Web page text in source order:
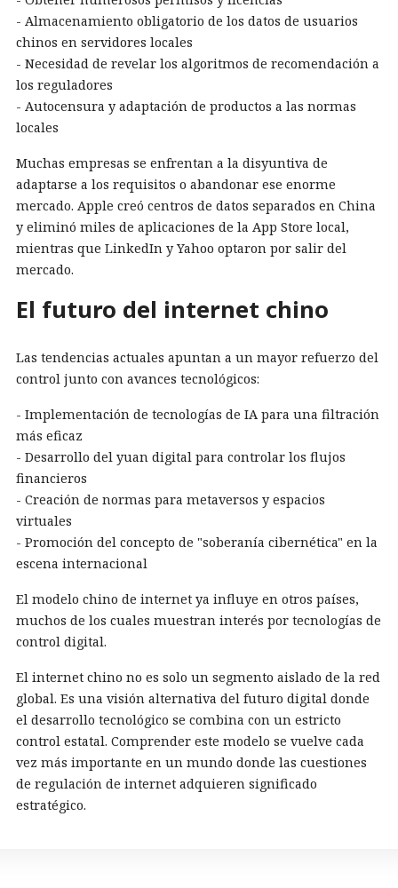
- Almacenamiento obligatorio de los datos de usuarios
chinos en servidores locales
- Necesidad de revelar los algoritmos de recomendación a
los reguladores
- Autocensura y adaptación de productos a las normas
locales
Muchas empresas se enfrentan a la disyuntiva de
adaptarse a los requisitos o abandonar ese enorme
mercado. Apple creó centros de datos separados en China
y eliminó miles de aplicaciones de la App Store local,
mientras que LinkedIn y Yahoo optaron por salir del
mercado.
El futuro del internet chino
Las tendencias actuales apuntan a un mayor refuerzo del
control junto con avances tecnológicos:
- Implementación de tecnologías de IA para una filtración
más eficaz
- Desarrollo del yuan digital para controlar los flujos
financieros
- Creación de normas para metaversos y espacios
virtuales
- Promoción del concepto de "soberanía cibernética" en la
escena internacional
El modelo chino de internet ya influye en otros países,
muchos de los cuales muestran interés por tecnologías de
control digital.
El internet chino no es solo un segmento aislado de la red
global. Es una visión alternativa del futuro digital donde
el desarrollo tecnológico se combina con un estricto
control estatal. Comprender este modelo se vuelve cada
vez más importante en un mundo donde las cuestiones
de regulación de internet adquieren significado
estratégico.